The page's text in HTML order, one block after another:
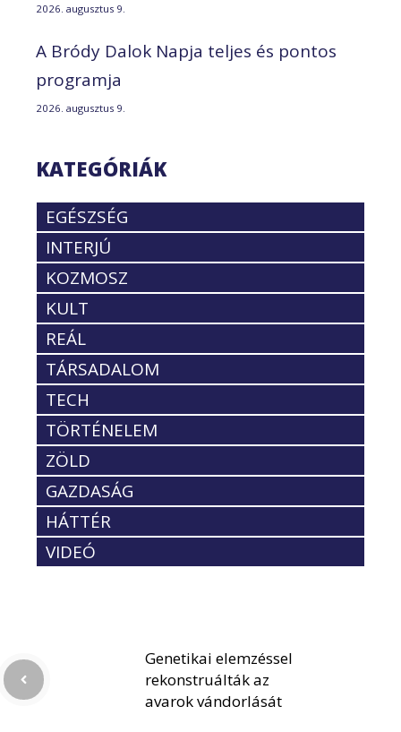
2026. augusztus 9.
A Bródy Dalok Napja teljes és pontos
programja
2026. augusztus 9.
KATEGÓRIÁK
EGÉSZSÉG
INTERJÚ
KOZMOSZ
KULT
REÁL
TÁRSADALOM
TECH
TÖRTÉNELEM
ZÖLD
GAZDASÁG
HÁTTÉR
VIDEÓ
Genetikai elemzéssel
rekonstruálták az
avarok vándorlását